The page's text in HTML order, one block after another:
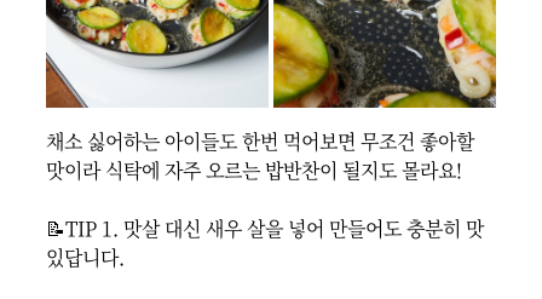
채소 싫어하는 아이들도 한번 먹어보면 무조건 좋아할
맛이라 식탁에 자주 오르는 밥반찬이 될지도 몰라요!
📝TIP 1. 맛살 대신 새우 살을 넣어 만들어도 충분히 맛
있답니다.